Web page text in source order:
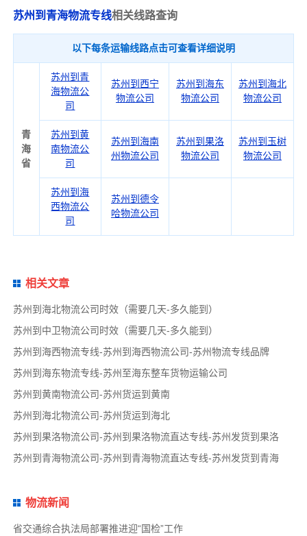
苏州到青海物流专线相关线路查询
以下每条运输线路点击可查看详细说明
青
海
省
苏州到青
海物流公
司
苏州到西宁
物流公司
苏州到海东
物流公司
苏州到海北
物流公司
苏州到黄
南物流公
司
苏州到海南
州物流公司
苏州到果洛
物流公司
苏州到玉树
物流公司
苏州到海
西物流公
司
苏州到德令
哈物流公司
相关文章
苏州到海北物流公司时效（需要几天-多久能到）
苏州到中卫物流公司时效（需要几天-多久能到）
苏州到海西物流专线-苏州到海西物流公司-苏州物流专线品牌
苏州到海东物流专线-苏州至海东整车货物运输公司
苏州到黄南物流公司-苏州货运到黄南
苏州到海北物流公司-苏州货运到海北
苏州到果洛物流公司-苏州到果洛物流直达专线-苏州发货到果洛
苏州到青海物流公司-苏州到青海物流直达专线-苏州发货到青海
物流新闻
省交通综合执法局部署推进迎“国检”工作